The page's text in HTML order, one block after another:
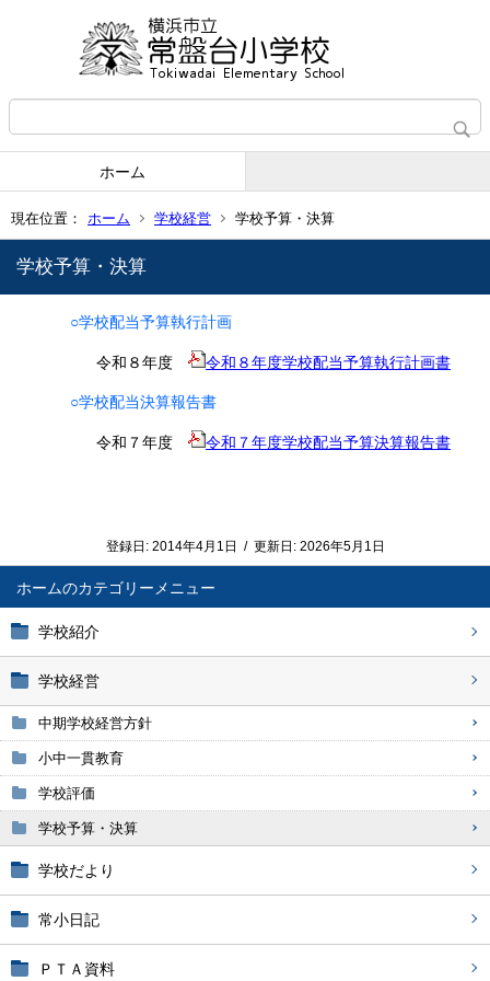
ホーム
現在位置： ホーム 学校経営 学校予算・決算
ホーム
学校紹介
学校経営
中期学校経営方針
小中一貫教育
学校評価
学校予算・決算
学校だより
常小日記
ＰＴＡ資料
学校予算・決算
○学校配当予算執行計画
令和８年度 令和８年度学校配当予算執行計画書
○学校配当決算報告書
令和７年度 令和７年度学校配当予算決算報告書
登録日: 2014年4月1日 / 更新日: 2026年5月1日